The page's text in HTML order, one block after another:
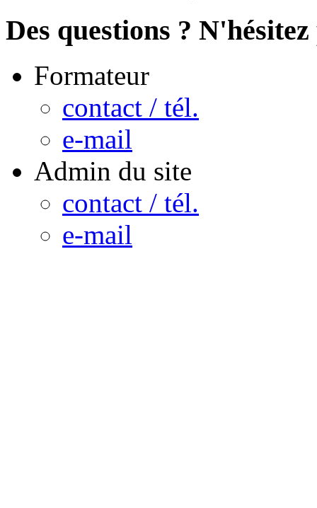
Des questions ?
Formateur
contact / tél.
e-mail
Admin du site
contact / tél.
e-mail